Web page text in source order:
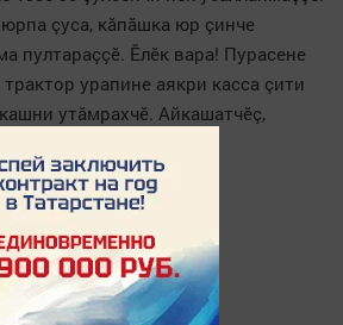
çуса, кăпăшка юр çинче
пултараççӗ. Ӗлӗк вара! Пурасене
урапине аякри касса çити
утăмрахчӗ. Айкашатчӗç,
чухне те:
и?
– тенисем асра.